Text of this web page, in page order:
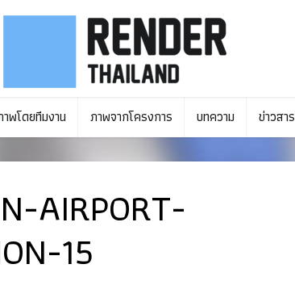
พโดยทีมงาน ภาพจากโครงการ บทความ ข่าวสาร
AIRPORT-
15